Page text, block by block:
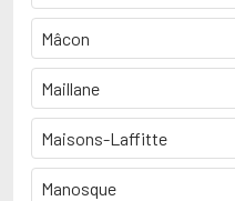
Mâcon
Maillane
Maisons-Laffitte
Manosque